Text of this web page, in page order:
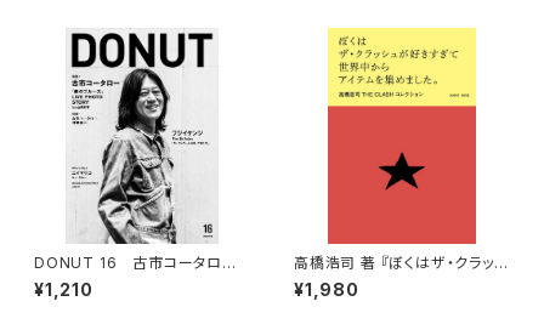
DONUT 16 古市コータロー
「赤のブルース」
¥1,210
高橋浩司 著 『ぼくはザ・クラッシ
ュが好きすぎて世界中からアイ
テムを集めました。』
¥1,980